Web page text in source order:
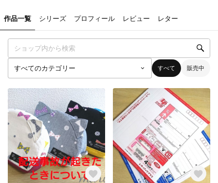
作品一覧 シリーズ プロフィール レビュー レター
すべて 販売中